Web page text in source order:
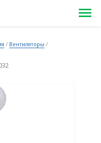
/ Вентиляторы /